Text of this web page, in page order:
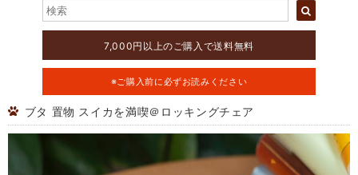
7,000円以上のご購入で送料無料
※ご購入前に必ずお読みください
ブタ 置物 スイカを満喫＠ロッキングチェア